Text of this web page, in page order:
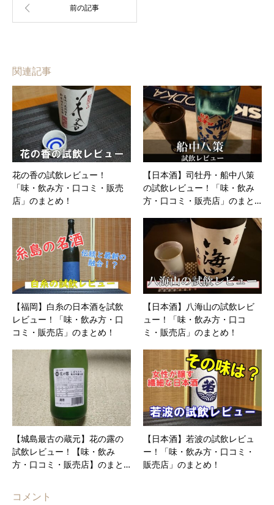
関連記事
花の香の試飲レビュー！
「味・飲み方・口コミ・販売
店」のまとめ！
【日本酒】司牡丹・船中八策
の試飲レビュー！「味・飲み
方・口コミ・販売店」のまと…
【福岡】白糸の日本酒を試飲
レビュー！「味・飲み方・口
コミ・販売店」のまとめ！
【日本酒】八海山の試飲レビ
ュー！「味・飲み方・口コ
ミ・販売店」のまとめ！
【城島最古の蔵元】花の露の
試飲レビュー！【味・飲み
方・口コミ・販売店】のまと…
【日本酒】若波の試飲レビュ
ー！「味・飲み方・口コミ・
販売店」のまとめ！
コメント